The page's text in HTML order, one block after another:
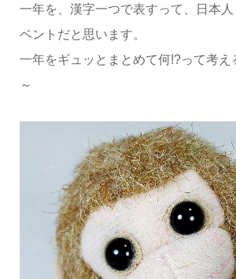
一年を、漢字一つで表すって、日本
ベントだと思います。
一年をギュッとまとめて何!?って考え
～